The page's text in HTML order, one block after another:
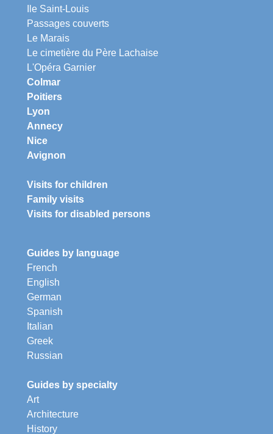
Ile Saint-Louis
Passages couverts
Le Marais
Le cimetière du Père Lachaise
L'Opéra Garnier
Colmar
Poitiers
Lyon
Annecy
Nice
Avignon
Visits for children
Family visits
Visits for disabled persons
Guides by language
French
English
German
Spanish
Italian
Greek
Russian
Guides by specialty
Art
Architecture
History